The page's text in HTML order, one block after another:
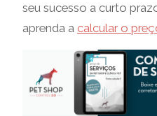
seu sucesso a curto
aprenda a calcular o